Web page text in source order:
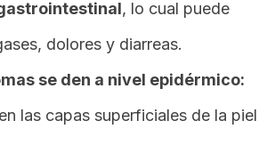
, lo cual puede
dolores y diarreas.
se den a nivel epidérmico:
las capas superficiales de la piel